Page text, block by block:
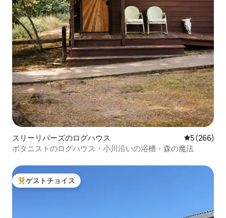
スリーリバーズのログハウス レビュー
5 (266)
ボタニストのログハウス・小川沿いの浴槽・森の魔法
大好評のゲストチョイスです。
ゲストチョイス